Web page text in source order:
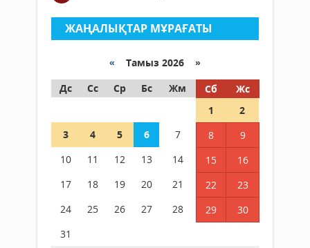
ЖАҢАЛЫҚТАР МҰРАҒАТЫ
« Тамыз 2026 »
Дс
Сс Ср Бс Жм Сб
Жс
1
2
3
4 5 6 7 8
9
10
11 12 13 14 15
16
17
18 19 20 21 22
23
24
25 26 27 28 29
30
31